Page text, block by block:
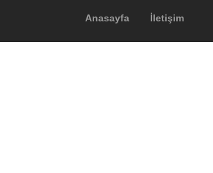
Anasayfa İletişim